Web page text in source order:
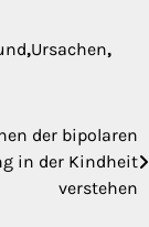
,Ursachen,
der bipolaren
in der Kindheit
verstehen